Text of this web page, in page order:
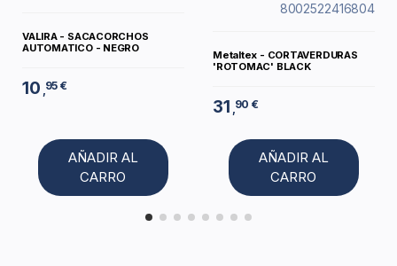
VALIRA - SACACORCHOS
AUTOMATICO - NEGRO
10 95 €
AÑADIR AL
CARRO
8002522416804
Metaltex - CORTAVERDURAS
'ROTOMAC' BLACK
31 90 €
AÑADIR AL
CARRO